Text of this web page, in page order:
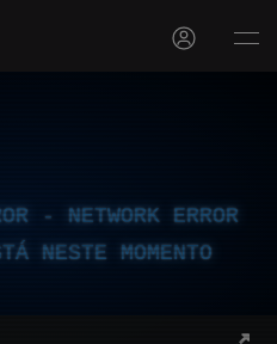
- NETWORK ERROR
NESTE MOMENTO